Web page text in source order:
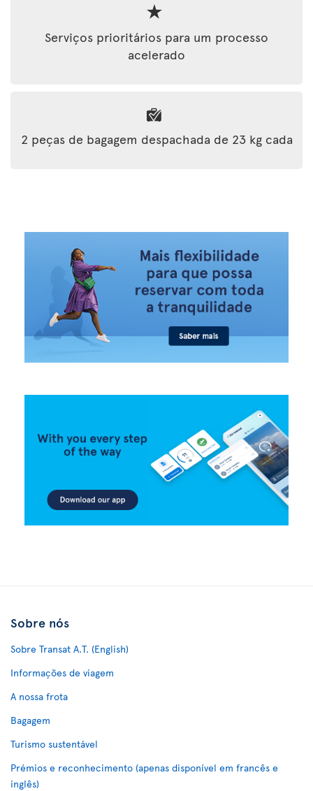
Serviços prioritários para um processo
acelerado
2 peças de bagagem despachada de 23 kg cada
Sobre nós
Sobre Transat A.T. (English)
Informações de viagem
A nossa frota
Bagagem
Turismo sustentável
Prémios e reconhecimento (apenas disponível em francês e
inglês)